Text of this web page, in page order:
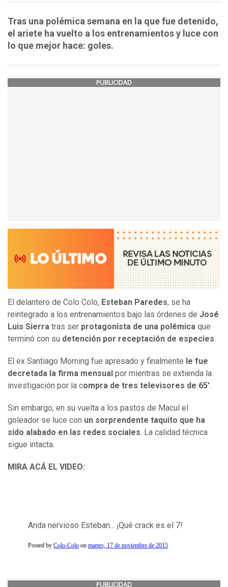
Tras una polémica semana en la que fue detenido,
el ariete ha vuelto a los entrenamientos y luce con
lo que mejor hace: goles.
PUBLICIDAD
El delantero de Colo Colo, Esteban Paredes, se ha
reintegrado a los entrenamientos bajo las órdenes de José
Luis Sierra tras ser protagonista de una polémica que
terminó con su detención por receptación de especies.
El ex Santiago Morning fue apresado y finalmente le fue
decretada la firma mensual por mientras se extienda la
investigación por la compra de tres televisores de 65'.
Sin embargo, en su vuelta a los pastos de Macul el
goleador se luce con un sorprendente taquito que ha
sido alabado en las redes sociales. La calidad técnica
sigue intacta.
MIRA ACÁ EL VIDEO:
Anda nervioso Esteban... ¡Qué crack es el 7!
Posted by Colo-Colo on martes, 17 de noviembre de 2015
PUBLICIDAD